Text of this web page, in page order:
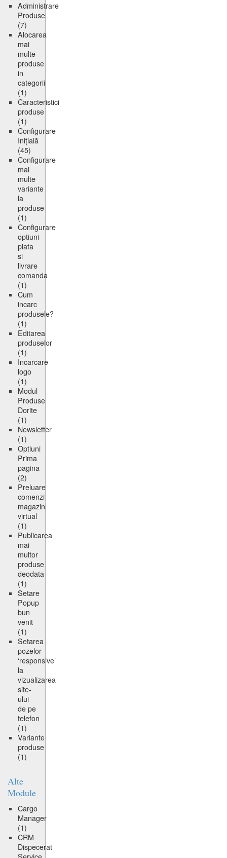
Administrare
Produse
(7)
Alocarea
mai
multe
produse
in
categorii
(1)
Caracteristici
produse
(1)
Configurare
Inițială
(45)
Configurare
mai
multe
variante
la
produse
(1)
Configurare
optiuni
plata
si
livrare
comanda
(1)
Cum
incarc
produsele?
(1)
Editarea
produselor
(1)
Incarcare
logo
(1)
Modul
Produse
Dorite
(1)
Newsletter
(1)
Optiuni
Prima
pagina
(2)
Preluare
comenzi
magazin
virtual
(1)
Publicarea
mai
multor
produse
deodata
(1)
Setare
Popup
bun
venit
(1)
Setarea
pozelor
‘responsive’
la
vizualizarea
site-
ului
de pe
telefon
(1)
Variante
produse
(1)
Alte
Module
Cargo
Manager
(1)
CRM
Dispecerat